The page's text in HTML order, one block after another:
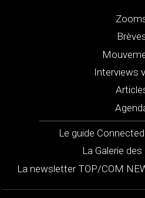
Interviews
Le guide
La Galerie
La newsletter TOP/COM